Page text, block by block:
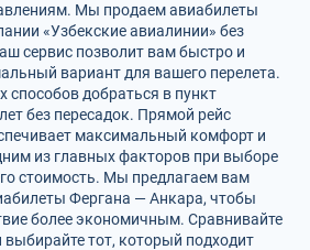
Мы продаем авиабилеты
«Узбекские авиалинии» без
сервис позволит вам быстро и
вариант для вашего перелета.
добраться в пункт
без пересадок. Прямой рейс
максимальный комфорт и
из главных факторов при выборе
стоимость. Мы предлагаем вам
Фергана — Анкара, чтобы
более экономичным. Сравнивайте
тот, который подходит